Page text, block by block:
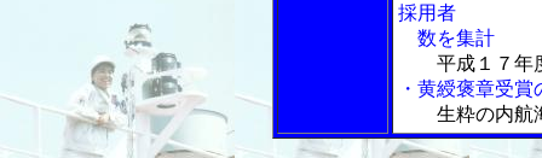
採用者
数を集計
平成１７年
・黄綬褒章受
生粋の内航